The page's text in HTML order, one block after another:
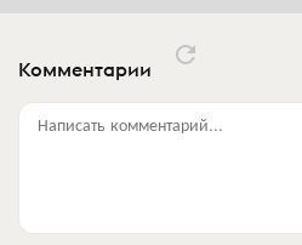
Комментарии
Написать комментарий...